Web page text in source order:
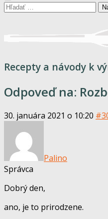
Hľadať:
Recepty a návody k
Odpoveď na:
30. januára 2021 o 10:20
Palino
Správca
Dobrý den,
ano, je to prirodzene.